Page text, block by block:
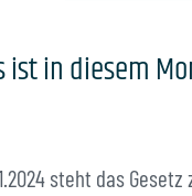
ist in diesem
steht das